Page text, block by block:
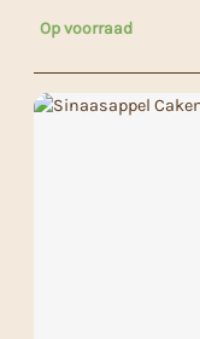
Op voorraad